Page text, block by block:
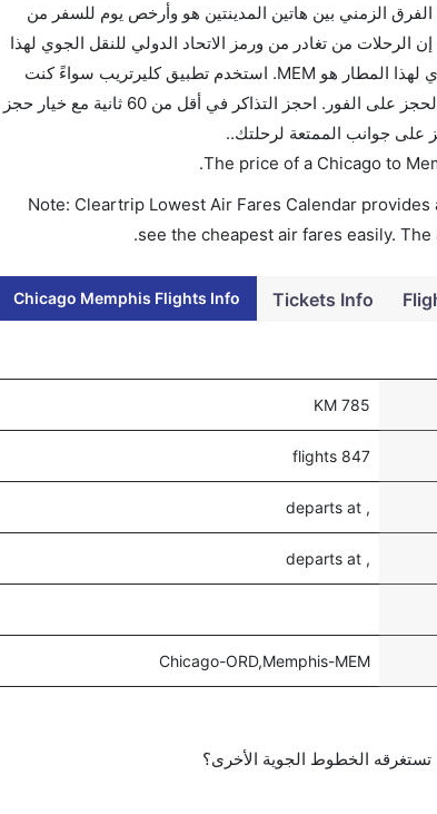
الزمني بين هاتين المدينتين هو وأرخص يوم للسفر من
من أفضل العروض. إن الرحلات من تغادر من ورمز الاتحاد الدولي للنقل الجوي لهذا
المطار هو MEM. إن الرحلات من ممفيس تغادر من ورمز الاتحاد الدولي للنقل الجوي لهذا المطار هو MEM. استخدم تطبيق كليرتريب سواءً كنت
مسافر للتجوال أو للعمل. وسيسمح لك تقويم الأسعار بمقارنة الأسعار وتغيير تاريخ الحجز على الفور. احجز التذاكر في أقل من 60 ثانية مع خيار حجز
على جوانب الممتعة لرحلتك..
The price of a Chicago to
.
Note: Cleartrip Lowest Air Fares Calendar
see the cheapest air fares easily.
Chicago Memphis Flights Info Tickets Info
785 KM
847 flights
, departs at
, departs at
Chicago-ORD,Memphis-MEM